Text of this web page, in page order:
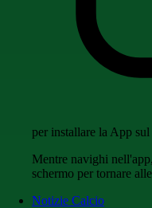
per installare la App
Mentre navighi
schermo per tornare
Notizie Calcio